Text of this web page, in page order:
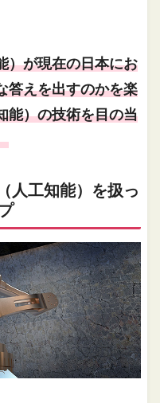
）が現在の日本にお
答えを出すのかを楽
能）の技術を目の当
人工知能）を扱っ